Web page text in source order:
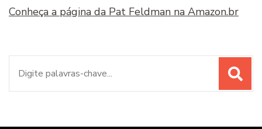
Conheça a página da Pat Feldman na Amazon.br